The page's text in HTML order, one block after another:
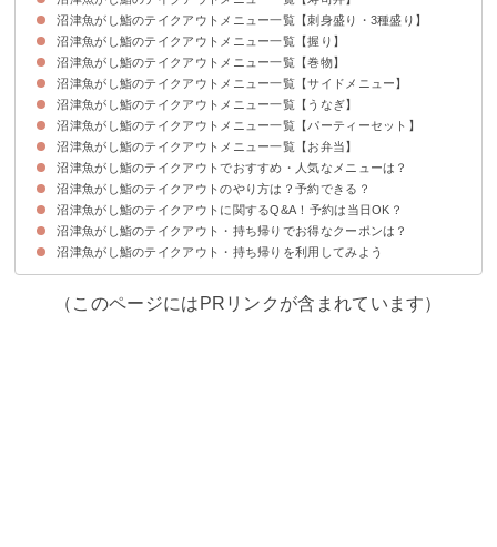
沼津魚がし鮨のテイクアウトメニュー一覧【刺身盛り・3種盛り】
沼津魚がし鮨のテイクアウトメニュー一覧【握り】
沼津魚がし鮨のテイクアウトメニュー一覧【巻物】
沼津魚がし鮨のテイクアウトメニュー一覧【サイドメニュー】
沼津魚がし鮨のテイクアウトメニュー一覧【うなぎ】
沼津魚がし鮨のテイクアウトメニュー一覧【パーティーセット】
沼津魚がし鮨のテイクアウトメニュー一覧【お弁当】
沼津魚がし鮨のテイクアウトでおすすめ・人気なメニューは？
沼津魚がし鮨のテイクアウトのやり方は？予約できる？
沼津魚がし鮨のテイクアウトに関するQ&A！予約は当日OK？
Q1、持ち帰りの営業時間は？何時から・何時まで？
Q2、対応している支払い方法は？
Q3、持ち帰りで当日予約はできる？
Q4、持ち帰りの容器は無料？
沼津魚がし鮨のテイクアウト・持ち帰りでお得なクーポンは？
沼津魚がし鮨のテイクアウト・持ち帰りを利用してみよう
（このページにはPRリンクが含まれています）